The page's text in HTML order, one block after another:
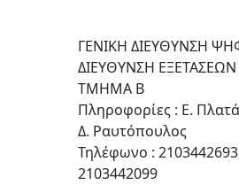
ΓΕΝΙΚΗ ΔΙΕΥΘΥΝΣΗ
ΔΙΕΥΘΥΝΣΗ
ΤΜΗΜΑ B
Πληροφορίες : Ε.
Δ. Ραυτόπουλος
Τηλέφωνο :
2103442099